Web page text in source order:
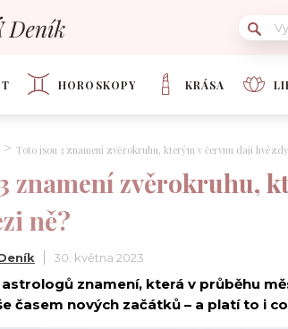
HOROSKOPY KRÁSA
Toto jsou 3 znamení zvěrokruhu, kterým v červnu dají
znamení zvěrokruhu,
ně?
30. května 2023
znamení, která v průběhu
časem nových začátků – a platí to i